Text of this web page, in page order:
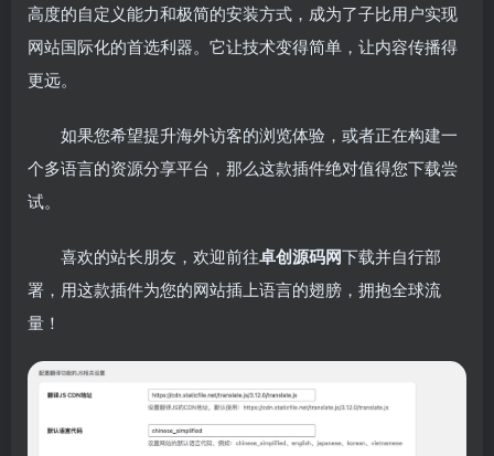
高度的自定义能力和极简的安装方式，成为了子比用户实现
网站国际化的首选利器。它让技术变得简单，让内容传播得
更远。
如果您希望提升海外访客的浏览体验，或者正在构建一
个多语言的资源分享平台，那么这款插件绝对值得您下载尝
试。
喜欢的站长朋友，欢迎前往卓创源码网下载并自行部
署，用这款插件为您的网站插上语言的翅膀，拥抱全球流
量！